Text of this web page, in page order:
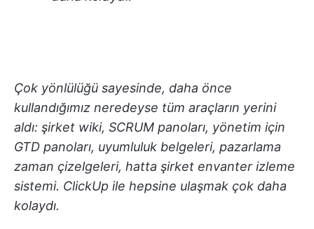
Çok yönlülüğü sayesinde, daha önce
kullandığımız neredeyse tüm araçların yerini
aldı: şirket wiki, SCRUM panoları, yönetim için
GTD panoları, uyumluluk belgeleri, pazarlama
zaman çizelgeleri, hatta şirket envanter izleme
sistemi. ClickUp ile hepsine ulaşmak çok daha
kolaydı.